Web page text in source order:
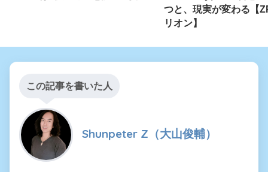
つと、現実が変わる【
リオン】
この記事を書いた人
Shunpeter Z（大山俊輔）